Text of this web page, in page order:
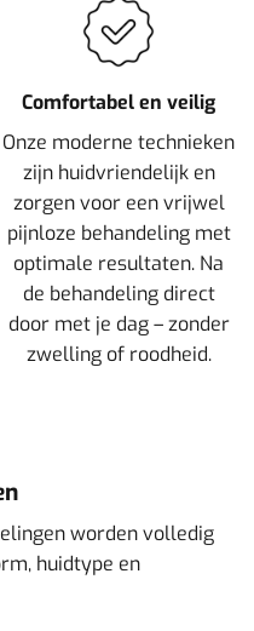
Comfortabel en veilig
Onze moderne technieken
zijn huidvriendelijk en
zorgen voor een vrijwel
pijnloze behandeling met
optimale resultaten. Na
de behandeling direct
door met je dag – zonder
zwelling of roodheid.
worden volledig
huidtype en